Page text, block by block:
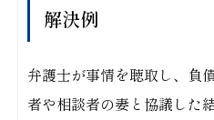
解決例
弁護士が事情を聴取し、負
者や相談者の妻と協議した